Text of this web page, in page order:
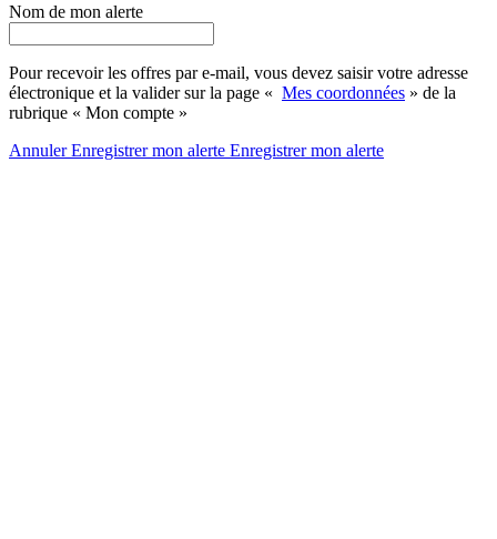
Nom de mon alerte
Pour recevoir les offres par e-mail, vous devez saisir votre adresse
électronique et la valider sur la page « Mes coordonnées » de la
rubrique « Mon compte »
AnnulerEnregistrer mon alerte Enregistrermon alerte